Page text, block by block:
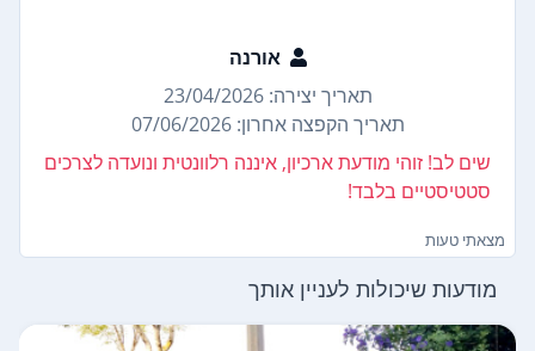
אורנה
תאריך יצירה: 23/04/2026
תאריך הקפצה אחרון: 07/06/2026
שים לב! זוהי מודעת ארכיון, איננה רלוונטית ונועדה לצרכים
סטטיסטיים בלבד!
מצאתי טעות
מודעות שיכולות לעניין אותך